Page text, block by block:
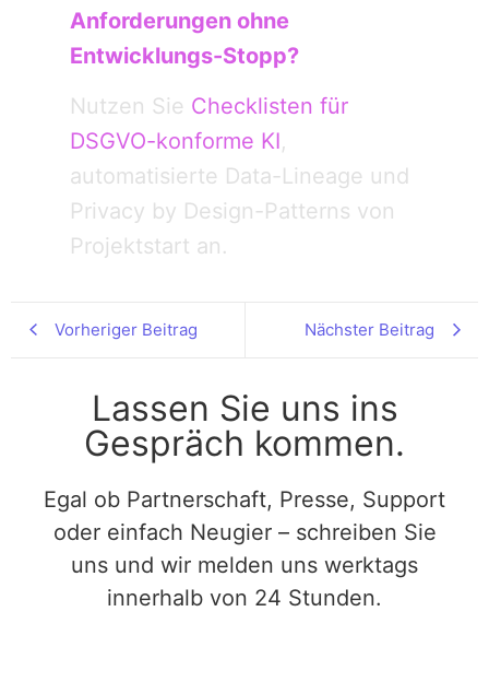
Anforderungen ohne
Entwicklungs-Stopp?
Nutzen Sie Checklisten für
DSGVO-konforme KI,
automatisierte Data-Lineage und
Privacy by Design-Patterns von
Projektstart an.
Vorheriger Beitrag Nächster Beitrag
Lassen Sie uns ins
Gespräch kommen.
Egal ob Partnerschaft, Presse, Support
oder einfach Neugier – schreiben Sie
uns und wir melden uns werktags
innerhalb von 24 Stunden.